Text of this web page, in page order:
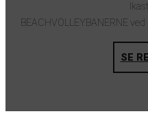
BEACHVOLLEYBANERNE
SE